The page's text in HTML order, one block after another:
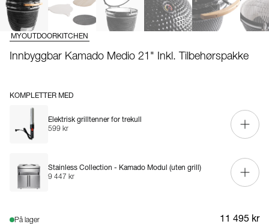
MYOUTDOORKITCHEN
Innbyggbar Kamado Medio 21" Inkl. Tilbehørspakke
KOMPLETTER MED
Elektrisk grilltenner for trekull
599 kr
Stainless Collection - Kamado Modul (uten grill)
9 447 kr
På lager
11 495 kr